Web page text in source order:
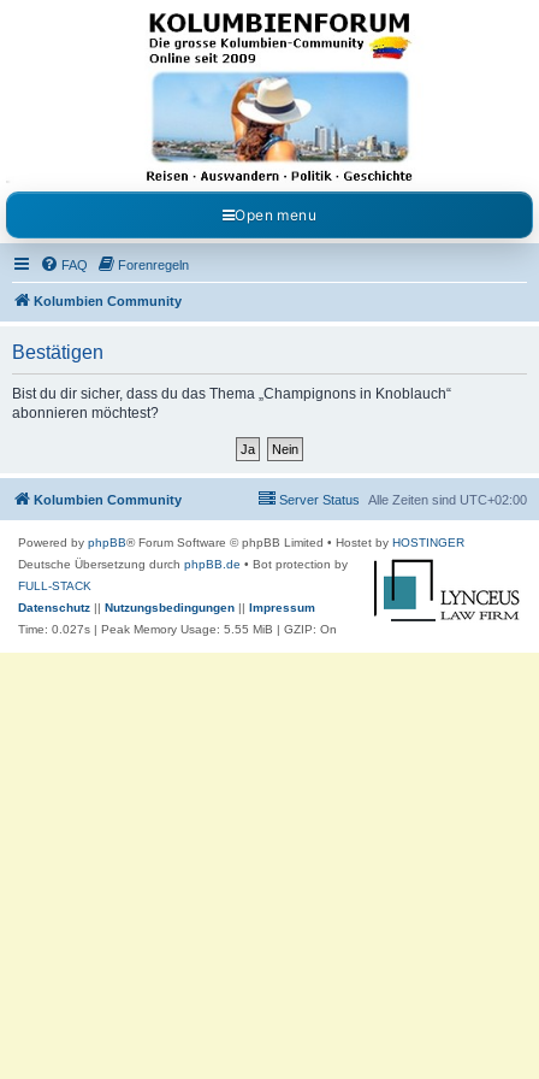
Kolumbienforum - Das
grosse Forum der
Freunde Kolumbiens
Reisen, Auswandern, Kultur, Politik, Geschichte und Visum in Kolumbien und Venezuela.
Austausch, Erfahrungen und Gemeinschaft im Kolumbienforum
Open menu
FAQ Forenregeln
Kolumbien Community
Bestätigen
Bist du dir sicher, dass du das Thema „Champignons in Knoblauch“
abonnieren möchtest?
Kolumbien Community Alle Zeiten sind UTC+02:00
Server Status
Powered by phpBB® Forum Software © phpBB Limited • Hostet by HOSTINGER
Deutsche Übersetzung durch phpBB.de • Bot protection by
FULL-STACK
Datenschutz
Nutzungsbedingungen
Impressum
Time: 0.027s | Peak Memory Usage: 5.55 MiB | GZIP: On